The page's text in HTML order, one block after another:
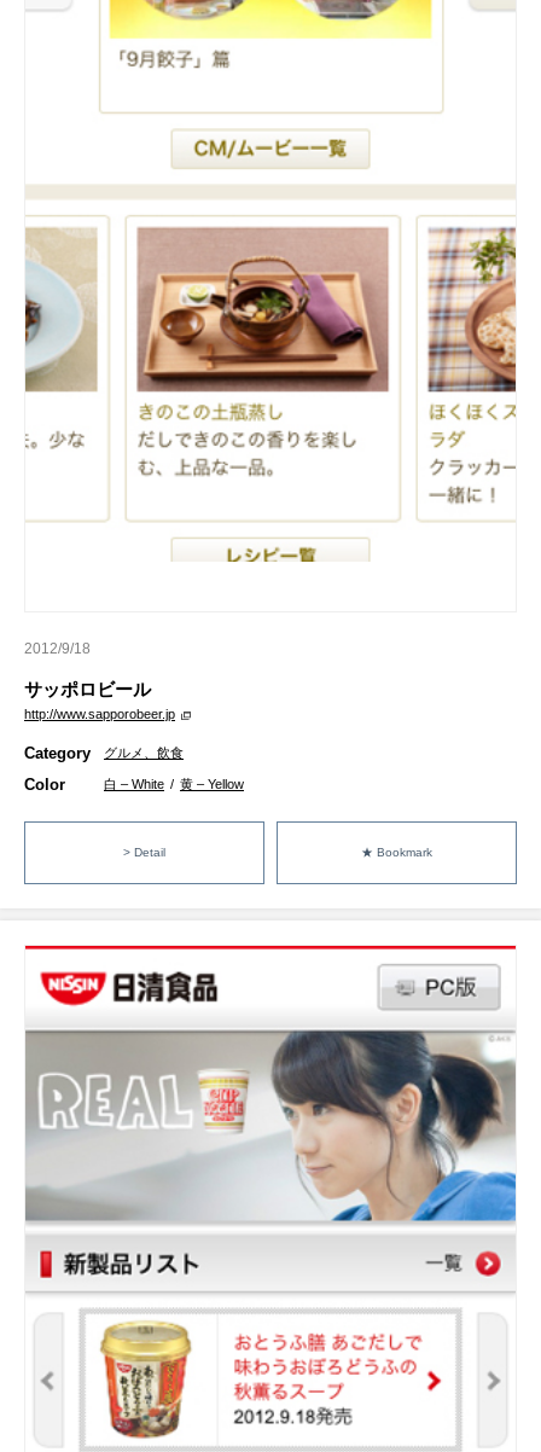
2012/9/18
サッポロビール
http://www.sapporobeer.jp
Category グルメ、飲食
Color 白 – White / 黄 – Yellow
> Detail ★ Bookmark